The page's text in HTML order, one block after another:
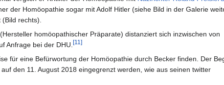
der Homöopathie sogar mit Adolf Hitler (siehe Bild in der Galerie
(Bild rechts).
(Hersteller homöopathischer Präparate) distanziert sich inzwischen von
Anfrage bei der DHU.[11]
für eine Befürwortung der Homöopathie durch Becker finden. Der
den 11. August 2018 eingegrenzt werden, wie aus seinen twitter